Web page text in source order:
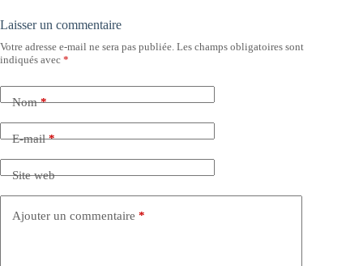
Laisser un commentaire
Votre adresse e-mail ne sera pas publiée. Les champs obligatoires sont
indiqués avec *
Nom*
E-mail*
Site web
Ajouter un commentaire *